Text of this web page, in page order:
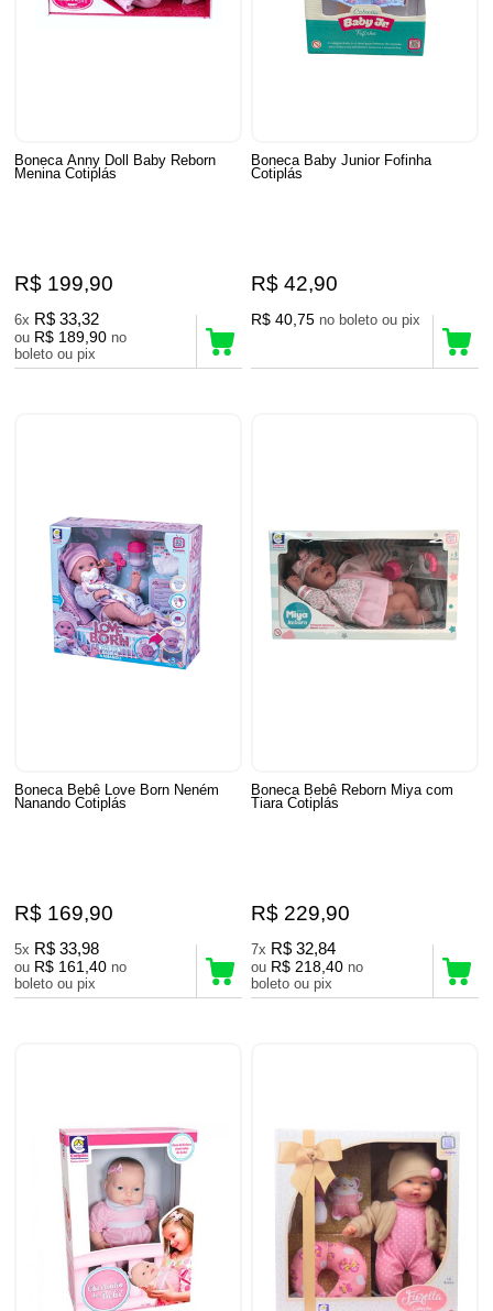
Boneca Anny Doll Baby Reborn
Menina Cotiplás
R$ 199,90
6x R$ 33,32
ou R$ 189,90 no
boleto ou pix
Boneca Baby Junior Fofinha
Cotiplás
R$ 42,90
R$ 40,75 no boleto ou pix
Boneca Bebê Love Born Neném
Nanando Cotiplás
R$ 169,90
5x R$ 33,98
ou R$ 161,40 no
boleto ou pix
Boneca Bebê Reborn Miya com
Tiara Cotiplás
R$ 229,90
7x R$ 32,84
ou R$ 218,40 no
boleto ou pix